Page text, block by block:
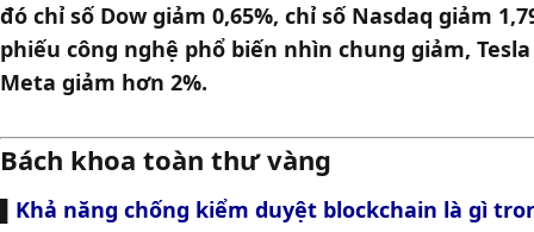
đó chỉ số Dow giảm 0,65%, chỉ số Nasdaq giảm
phiếu công nghệ phổ biến nhìn chung giảm,
Meta giảm hơn 2%.
Bách khoa toàn thư vàng
Khả năng chống kiểm duyệt blockchain là gì